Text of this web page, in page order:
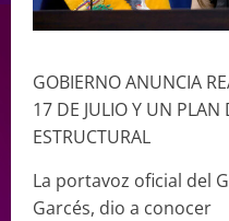
GOBIERNO ANUNCIA
17 DE JULIO Y UN
ESTRUCTURAL
La portavoz oficial del
Garcés, dio a conocer